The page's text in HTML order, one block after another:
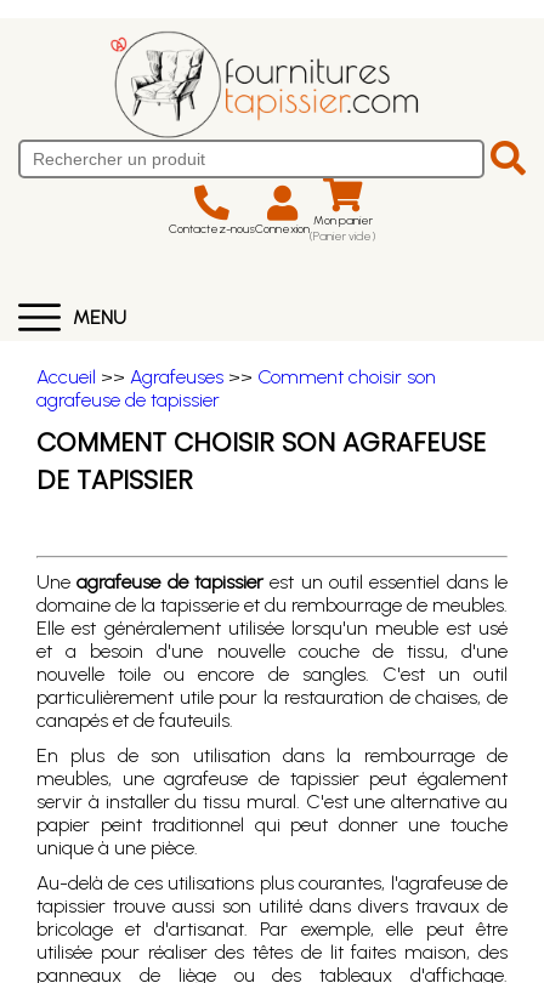
Contactez-nousConnexion Mon panier
(Panier vide)
MENU
Accueil >> Agrafeuses >> Comment choisir son
agrafeuse de tapissier
COMMENT CHOISIR SON AGRAFEUSE
DE TAPISSIER
Uneagrafeuse de tapissierest un outil essentiel dans le
domaine de la tapisserie et du rembourrage de meubles.
Elle est généralement utilisée lorsqu'un meuble est usé
et a besoin d'une nouvelle couche de tissu, d'une
nouvelle toile ou encore de sangles. C'est un outil
particulièrement utile pour la restauration de chaises, de
canapés et de fauteuils.
En plus de son utilisation dans la rembourrage de
meubles, une agrafeuse de tapissier peut également
servir à installer du tissu mural. C'est une alternative au
papier peint traditionnel qui peut donner une touche
unique à une pièce.
Au-delà de ces utilisations plus courantes, l'agrafeuse de
tapissier trouve aussi son utilité dans divers travaux de
bricolage et d'artisanat. Par exemple, elle peut être
utilisée pour réaliser des têtes de lit faites maison, des
panneaux de liège ou des tableaux d'affichage.